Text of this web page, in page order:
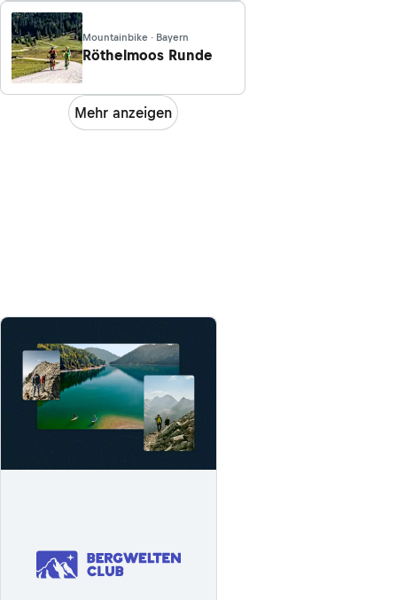
Mountainbike · Bayern
Röthelmoos Runde
Mehr anzeigen